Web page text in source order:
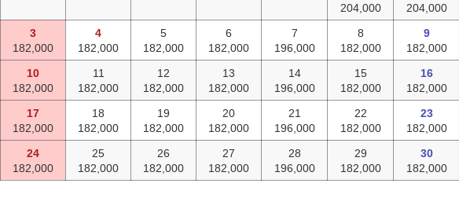
204,000
204,000
3
182,000
4
182,000
5
182,000
6
182,000
7
196,000
8
182,000
9
182,000
10
182,000
11
182,000
12
182,000
13
182,000
14
196,000
15
182,000
16
182,000
17
182,000
18
182,000
19
182,000
20
182,000
21
196,000
22
182,000
23
182,000
24
182,000
25
182,000
26
182,000
27
182,000
28
196,000
29
182,000
30
182,000